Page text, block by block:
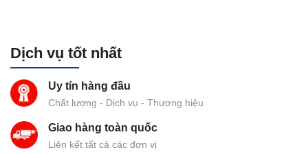
Dịch vụ tốt nhất
Uy tín hàng đầu
Chất lượng - Dịch vụ - Thương hiệu
Giao hàng toàn quốc
Liên kết tất cả các đơn vị